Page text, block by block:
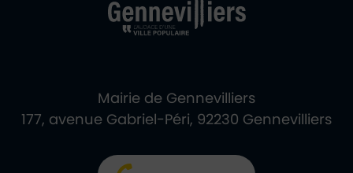
Mairie de Gennevilliers
177, avenue Gabriel-Péri, 92230 Gennevilliers